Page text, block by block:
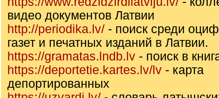
видео документов Латвии
http://periodika.lv/ - поиск среди
газет и печатных изданий в Латвии.
https://gramatas.lndb.lv - поиск в
https://deportetie.kartes.lv/lv - карта
депортированных